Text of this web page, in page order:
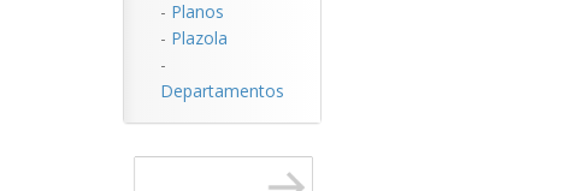
- Planos
- Plazola
-
Departamentos